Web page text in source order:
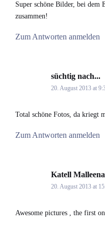
Super schöne Bilder, bei dem
zusammen!
Zum Antworten anmelden
süchtig nach...
20. August 2013 at
Total schöne Fotos, da kriegt
Zum Antworten anmelden
Katell Malleena
20. August 2013 at
Awesome pictures , the first